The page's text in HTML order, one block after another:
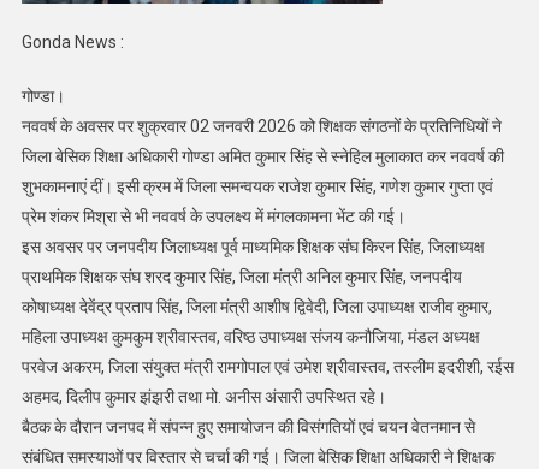
Gonda News :
गोण्डा।
नववर्ष के अवसर पर शुक्रवार 02 जनवरी 2026 को शिक्षक संगठनों के प्रतिनिधियों ने
जिला बेसिक शिक्षा अधिकारी गोण्डा अमित कुमार सिंह से स्नेहिल मुलाकात कर नववर्ष की
शुभकामनाएं दीं। इसी क्रम में जिला समन्वयक राजेश कुमार सिंह, गणेश कुमार गुप्ता एवं
प्रेम शंकर मिश्रा से भी नववर्ष के उपलक्ष्य में मंगलकामना भेंट की गई।
इस अवसर पर जनपदीय जिलाध्यक्ष पूर्व माध्यमिक शिक्षक संघ किरन सिंह, जिलाध्यक्ष
प्राथमिक शिक्षक संघ शरद कुमार सिंह, जिला मंत्री अनिल कुमार सिंह, जनपदीय
कोषाध्यक्ष देवेंद्र प्रताप सिंह, जिला मंत्री आशीष द्विवेदी, जिला उपाध्यक्ष राजीव कुमार,
महिला उपाध्यक्ष कुमकुम श्रीवास्तव, वरिष्ठ उपाध्यक्ष संजय कनौजिया, मंडल अध्यक्ष
परवेज अकरम, जिला संयुक्त मंत्री रामगोपाल एवं उमेश श्रीवास्तव, तस्लीम इदरीशी, रईस
अहमद, दिलीप कुमार झंझरी तथा मो. अनीस अंसारी उपस्थित रहे।
बैठक के दौरान जनपद में संपन्न हुए समायोजन की विसंगतियों एवं चयन वेतनमान से
संबंधित समस्याओं पर विस्तार से चर्चा की गई। जिला बेसिक शिक्षा अधिकारी ने शिक्षक